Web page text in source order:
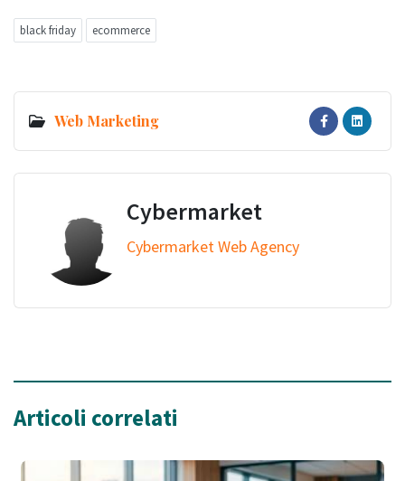
black friday ecommerce
Web Marketing
Cybermarket
Cybermarket Web Agency
Articoli correlati